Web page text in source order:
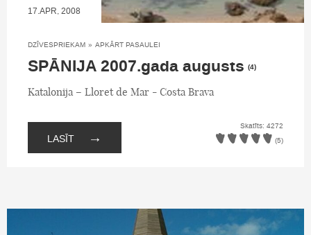
17.APR, 2008
DZĪVESPRIEKAM » APKĀRT PASAULEI
SPĀNIJA 2007.gada augusts (4)
Katalonija – Lloret de Mar - Costa Brava
LASĪT →
Skatīts: 4272
(5)